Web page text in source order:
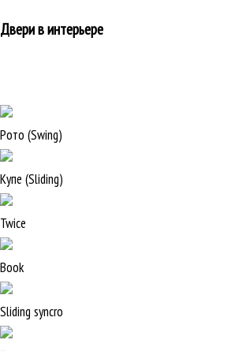
Двери в интерьере
Рото (Swing)
Купе (Sliding)
Twice
Book
Sliding syncro